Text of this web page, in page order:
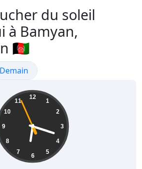
du soleil
à Bamyan,
🇦🇫
soleil
Lever et coucher du soleil
Demain
12
1
2
3
4
5
6
7
8
9
10
11